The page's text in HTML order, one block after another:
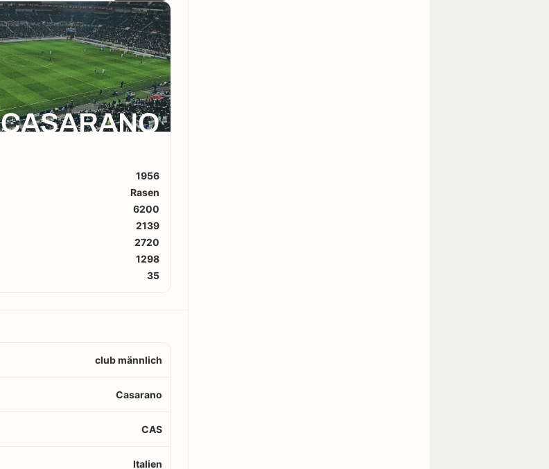
CASARANO
1956
Rasen
6200
2139
2720
1298
35
club männlich
Casarano
CAS
Italien